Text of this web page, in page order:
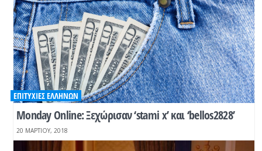
Monday Online: Ξεχώρισαν ‘stami x’ και ‘bellos2828’
ΕΠΙΤΥΧΊΕΣ ΕΛΛΉΝΩΝ
20 ΜΑΡΤΊΟΥ, 2018